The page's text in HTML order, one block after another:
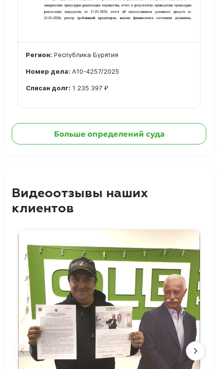
Регион: Республика Бурятия
Номер дела: А10-4257/2025
Списан долг: 1 235 397 ₽
Больше определений суда
Видеоотзывы наших
клиентов